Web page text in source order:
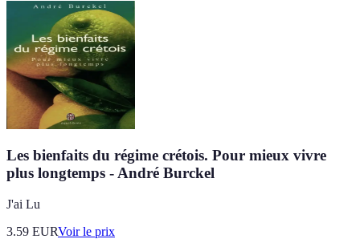
Les bienfaits du régime crétois. Pour mieux vivre
plus longtemps - André Burckel
J'ai Lu
3.59 EURVoir le prix